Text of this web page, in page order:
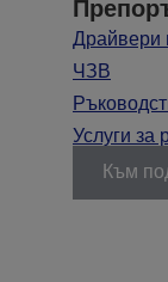
Драйвери
ЧЗВ
Услуги за
Към